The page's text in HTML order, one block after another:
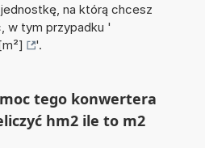
na którą chcesz
w tym przypadku '
'.
tego konwertera
hm2 ile to m2